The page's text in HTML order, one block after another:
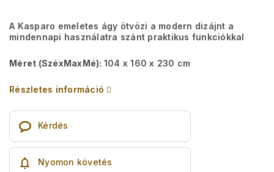
A Kasparo emeletes ágy ötvözi a modern dizájnt a
mindennapi használatra szánt praktikus funkciókkal
Méret (SzéxMaxMé): 104 x 160 x 230 cm
Részletes információ
Kérdés
Nyomon követés